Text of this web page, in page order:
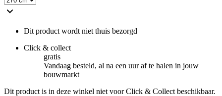
Dit product wordt niet thuis bezorgd
Click & collect
gratis
Vandaag besteld, al na een uur af te halen in jouw
bouwmarkt
Dit product is in deze winkel niet voor Click & Collect beschikbaar.